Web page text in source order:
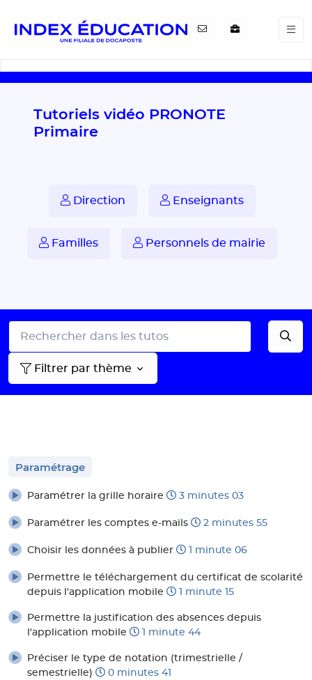
Tutoriels vidéo PRONOTE
Primaire
Direction Enseignants
Familles Personnels de mairie
Filtrer par thème
Paramétrage
Paramétrer la grille horaire 3 minutes 03
Paramétrer les comptes e-mails 2 minutes 55
Choisir les données à publier 1 minute 06
Permettre le téléchargement du certificat de scolarité
depuis l'application mobile
1 minute 15
Permettre la justification des absences depuis
l'application mobile
1 minute 44
Préciser le type de notation (trimestrielle /
semestrielle)
0 minutes 41